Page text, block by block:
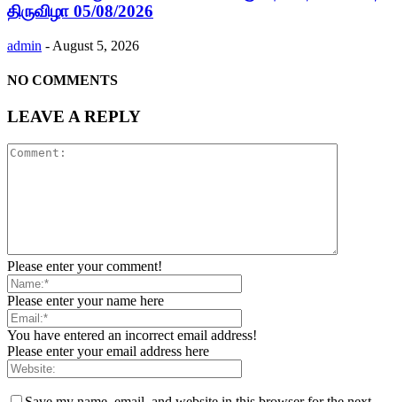
திருவிழா 05/08/2026
admin - August 5, 2026
NO COMMENTS
LEAVE A REPLY
Please enter your comment!
Please enter your name here
You have entered an incorrect email address!
Please enter your email address here